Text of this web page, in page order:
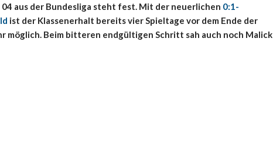
aus der Bundesliga steht fest. Mit der neuerlichen 0:1-
ist der Klassenerhalt bereits vier Spieltage vor dem Ende der
möglich. Beim bitteren endgültigen Schritt sah auch noch Malick